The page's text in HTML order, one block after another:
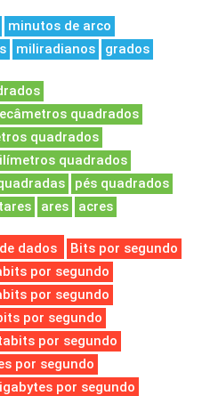
minutos de arco
miliradianos grados
quadrados
quadrados
quadrados
pés quadrados
ares acres
dados
Bits por segundo
por segundo
por segundo
por segundo
por segundo
por segundo
por segundo